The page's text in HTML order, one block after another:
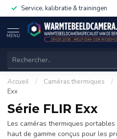
Service, kalibratie & trainingen
MENU
Accueil / Caméras thermiques /
Exx
Série FLIR Exx
Les caméras thermiques portables
haut de gamme conçus pour les